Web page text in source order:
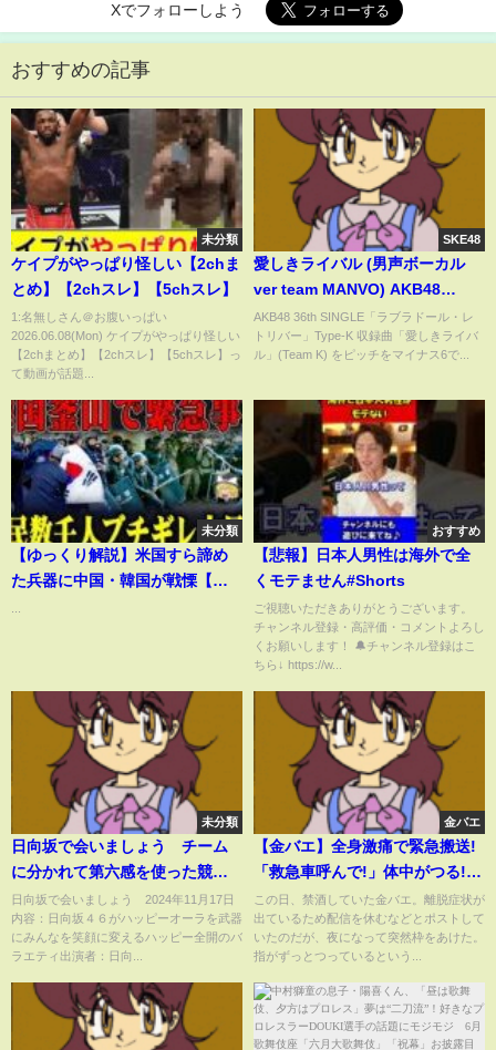
Xでフォローしよう
おすすめの記事
未分類
ケイプがやっぱり怪しい【2chま
とめ】【2chスレ】【5chスレ】
1:名無しさん＠お腹いっぱい
2026.06.08(Mon) ケイプがやっぱり怪しい
【2chまとめ】【2chスレ】【5chスレ】っ
て動画が話題...
SKE48
愛しきライバル (男声ボーカル
ver team MANVO) AKB48
(Team K)
AKB48 36th SINGLE「ラブラドール・レ
トリバー」Type-K 収録曲「愛しきライバ
ル」(Team K) をピッチをマイナス6で...
未分類
【ゆっくり解説】米国すら諦め
た兵器に中国・韓国が戦慄【海
おすすめ
【悲報】日本人男性は海外で全
くモテません#Shorts
ご視聴いただきありがとうございます。
チャンネル登録・高評価・コメントよろし
くお願いします！ 🔔チャンネル登録はこ
ちら↓ https://w...
未分類
日向坂で会いましょう チーム
に分かれて第六感を使った競技
で対決 11月17日
日向坂で会いましょう 2024年11月17日
内容：日向坂４６がハッピーオーラを武器
にみんなを笑顔に変えるハッピー全開のバ
ラエティ出演者：日向...
金バエ
【金バエ】全身激痛で緊急搬送!
「救急車呼んで!」体中がつる!異
常事態!
この日、禁酒していた金バエ。離脱症状が
出ているため配信を休むなどとポストして
いたのだが、夜になって突然枠をあけた。
指がずっとつっているという...